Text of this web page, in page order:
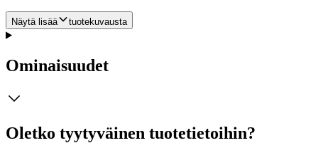
Näytä lisää tuotekuvausta
Ominaisuudet
Oletko tyytyväinen tuotetietoihin?